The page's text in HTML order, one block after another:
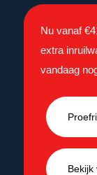
Nu vanaf
extra
vandaag
Bekijk